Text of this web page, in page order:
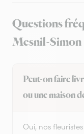
Questions
Mesnil-Simon
Peut-on faire
ou une maison
Oui, nos